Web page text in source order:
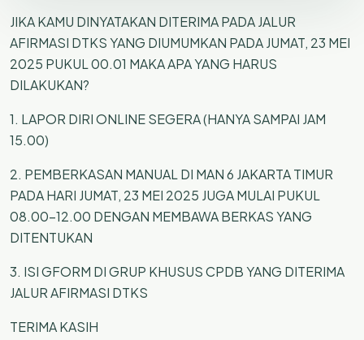
JIKA KAMU DINYATAKAN DITERIMA PADA JALUR
AFIRMASI DTKS YANG DIUMUMKAN PADA JUMAT, 23 MEI
2025 PUKUL 00.01 MAKA APA YANG HARUS
DILAKUKAN?
1. LAPOR DIRI ONLINE SEGERA (HANYA SAMPAI JAM
15.00)
2. PEMBERKASAN MANUAL DI MAN 6 JAKARTA TIMUR
PADA HARI JUMAT, 23 MEI 2025 JUGA MULAI PUKUL
08.00-12.00 DENGAN MEMBAWA BERKAS YANG
DITENTUKAN
3. ISI GFORM DI GRUP KHUSUS CPDB YANG DITERIMA
JALUR AFIRMASI DTKS
TERIMA KASIH